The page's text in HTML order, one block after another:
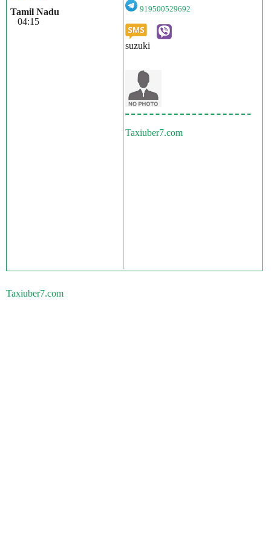
Tamil Nadu
04:15
919500529692
suzuki
Taxiuber7.com
Taxiuber7.com